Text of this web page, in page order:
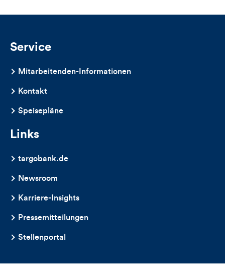
Service
Mitarbeitenden-Informationen
Kontakt
Speisepläne
Links
targobank.de
Newsroom
Karriere-Insights
Pressemitteilungen
Stellenportal